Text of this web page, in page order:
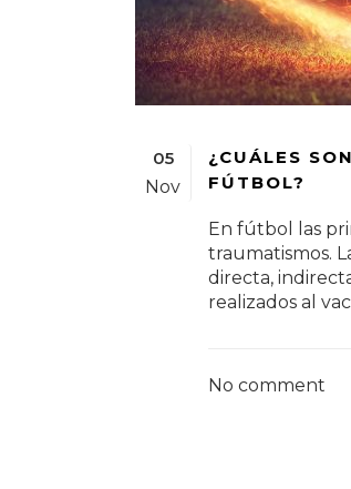
05
Nov
¿CUÁLES
FÚTBOL?
En fútbol las
traumatismos.
directa,
realizados al
No comment